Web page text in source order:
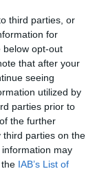
third parties, or
for
below opt-out
that after your
seeing
utilized by
parties prior to
the further
third parties on the
information may
IAB’s List of
del mondo